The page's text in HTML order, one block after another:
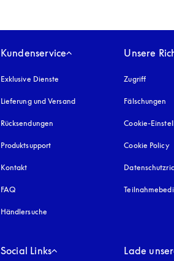
Kundenservice
Exklusive Dienste
Lieferung und Versand
Rücksendungen
Produktsupport
Kontakt
FAQ
Händlersuche
Unsere
Zugriff öffnet
Fälschungen
Cookie-
Cookie Policy
Social Links
Lade